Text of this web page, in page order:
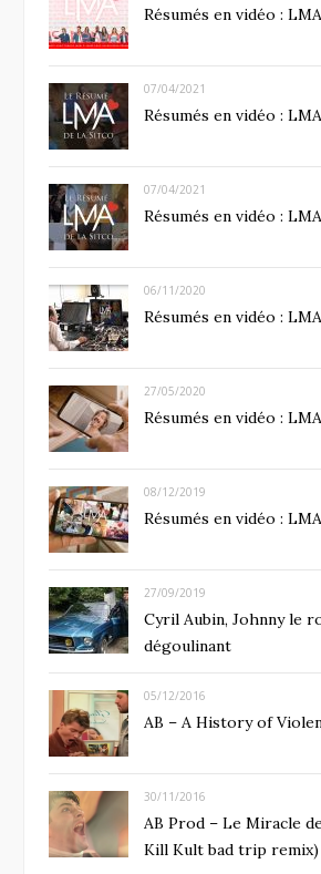
r
:
Résumés en vidéo :
07/04/2021
Résumés en vidéo :
07/04/2021
Résumés en vidéo :
06/11/2020
Résumés en vidéo :
27/05/2020
Résumés en vidéo :
08/12/2019
Résumés en vidéo :
27/09/2019
Cyril Aubin, Johnny le
dégoulinant
05/12/2016
AB – A History of
30/11/2016
AB Prod – Le Miracle
Kill Kult bad trip remix)